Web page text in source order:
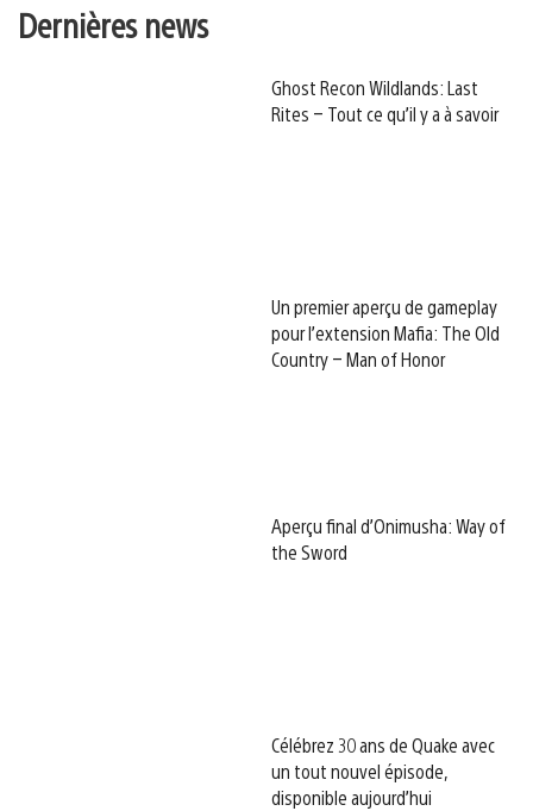
Dernières news
Ghost Recon Wildlands: Last
Rites – Tout ce qu’il y a à savoir
Un premier aperçu de gameplay
pour l’extension Mafia: The Old
Country – Man of Honor
Aperçu final d’Onimusha: Way of
the Sword
Célébrez 30 ans de Quake avec
un tout nouvel épisode,
disponible aujourd’hui